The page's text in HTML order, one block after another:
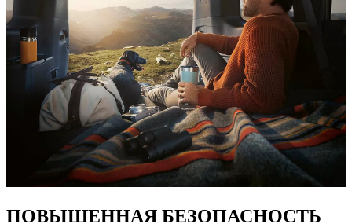
ПОВЫШЕННАЯ БЕЗОПАСНОСТЬ